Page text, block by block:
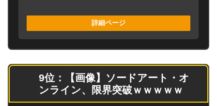
詳細ページ
9位：【画像】ソードアート・オ
ンライン、限界突破ｗｗｗｗｗ